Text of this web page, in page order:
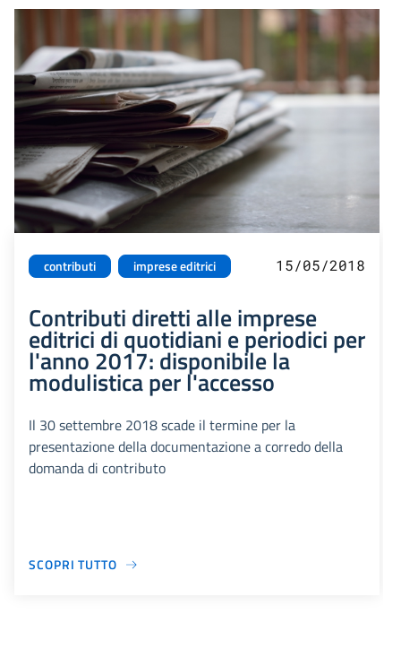
contributi imprese editrici 15/05/2018
Contributi diretti alle imprese
editrici di quotidiani e periodici per
l'anno 2017: disponibile la
modulistica per l'accesso
Il 30 settembre 2018 scade il termine per la
presentazione della documentazione a corredo della
domanda di contributo
SCOPRI TUTTO